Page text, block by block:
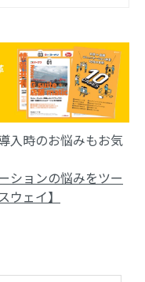
多様な小売業の現場の臨
化します。
入時のお悩みもお気
ションの悩みをツー
ウェイ】